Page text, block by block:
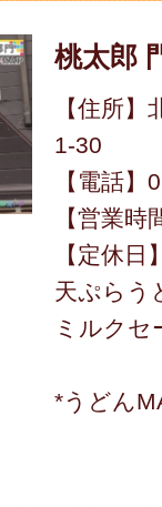
桃太郎
【住所
1-30
【電話
【営業
【定休日
天ぷらう
ミルクセ
*うどん